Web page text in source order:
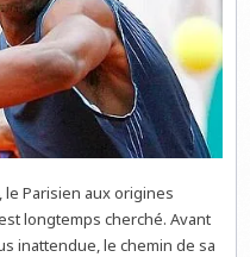
le Parisien aux origines
longtemps cherché. Avant
inattendue, le chemin de sa